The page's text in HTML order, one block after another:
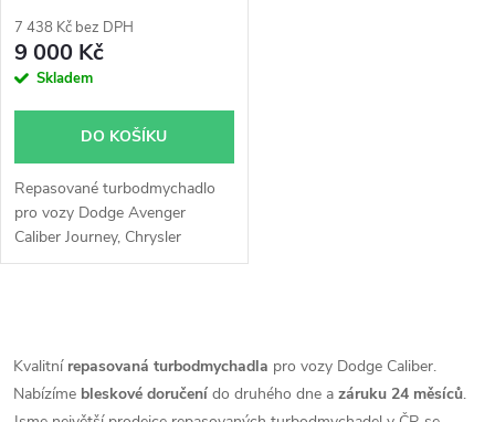
r
o
u
k
ů
r
o
d
u
k
ů
7 438 Kč bez DPH
9 000 Kč
Skladem
DO KOŠÍKU
Repasované turbodmychadlo
pro vozy Dodge Avenger
Caliber Journey, Chrysler
Sebring, Jeep Compass Patriot,
v
Kvalitní repasovaná turbodmychadla pro vozy Dodge Caliber.
Nabízíme bleskové doručení do druhého dne a záruku 24 měsíců.